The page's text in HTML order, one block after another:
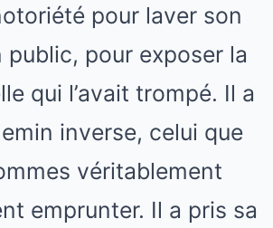
pour laver son
public, pour exposer la
qui l’avait trompé. Il a
inverse, celui que
véritablement
emprunter. Il a pris sa